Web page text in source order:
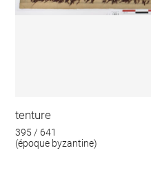
tenture
395 / 641
(époque byzantine)